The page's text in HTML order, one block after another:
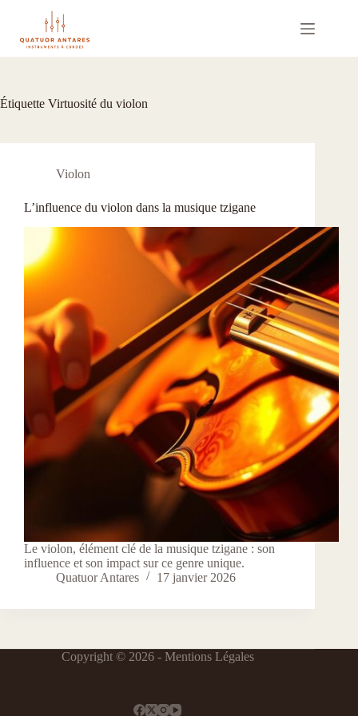
contenu
Étiquette Virtuosité du violon
Violon
L’influence du violon dans la musique tzigane
Le violon, élément clé de la musique tzigane : son
influence et son impact sur ce genre unique.
Quatuor Antares
17 janvier 2026
Copyright © 2026 - Mentions Légales